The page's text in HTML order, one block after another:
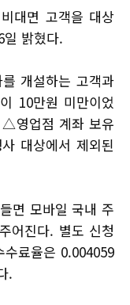
대면 고객을 대상
밝혔다.
개설하는 고객과
10만원 미만이었
영업점 계좌 보유
대상에서 제외된
면 모바일 국내 주
어진다. 별도 신청
료율은 0.004059
.